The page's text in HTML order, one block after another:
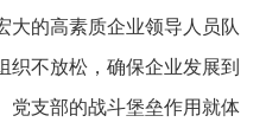
大的高素质企业领导人员队
织不放松，确保企业发展到
党支部的战斗堡垒作用就体